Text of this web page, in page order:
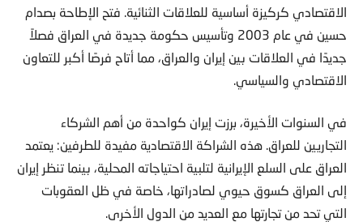
الاقتصادي كركيزة أساسية للعلاقات الثنائية. فتح الإطاحة بصدام
حسين في عام 2003 وتأسيس حكومة جديدة في العراق فصلاً
جديدًا في العلاقات بين إيران والعراق، مما أتاح فرصًا أكبر للتعاون
الاقتصادي والسياسي.
في السنوات الأخيرة، برزت إيران كواحدة من أهم الشركاء
التجاريين للعراق. هذه الشراكة الاقتصادية مفيدة للطرفين: يعتمد
العراق على السلع الإيرانية لتلبية احتياجاته المحلية، بينما تنظر إيران
إلى العراق كسوق حيوي لصادراتها، خاصة في ظل العقوبات
التي تحد من تجارتها مع العديد من الدول الأخرى.